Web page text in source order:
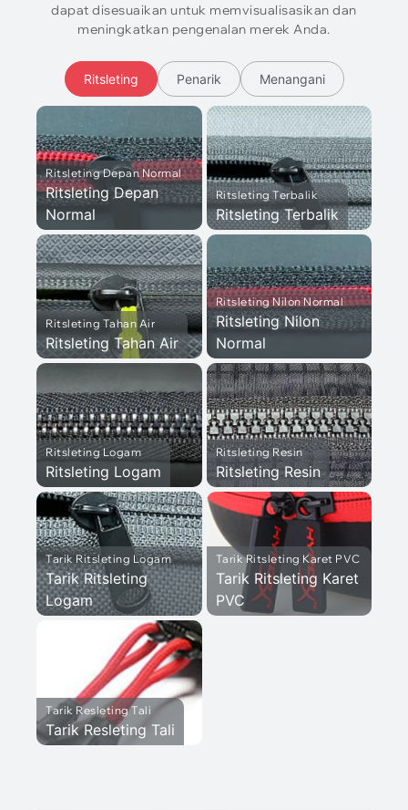
dapat disesuaikan untuk memvisualisasikan dan
meningkatkan pengenalan merek Anda.
Ritsleting Penarik Menangani
Ritsleting Depan Normal
Ritsleting Depan
Normal
Ritsleting Terbalik
Ritsleting Terbalik
Ritsleting Tahan Air
Ritsleting Tahan Air
Ritsleting Nilon Normal
Ritsleting Nilon
Normal
Ritsleting Logam
Ritsleting Logam
Ritsleting Resin
Ritsleting Resin
Tarik Ritsleting Logam
Tarik Ritsleting
Logam
Tarik Ritsleting Karet PVC
Tarik Ritsleting Karet
PVC
Tarik Resleting Tali
Tarik Resleting Tali